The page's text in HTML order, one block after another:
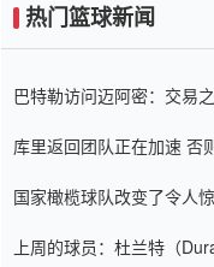
热门篮球新闻
巴特勒访问迈阿密：交易
库里返回团队正在加速 否
国家橄榄球队改变了令人
上周的球员：杜兰特（